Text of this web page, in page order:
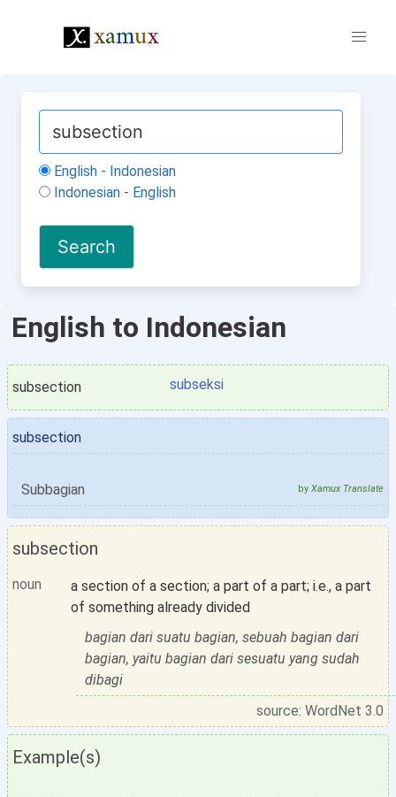
English - Indonesian
Indonesian - English
English to Indonesian
subsection subseksi
subsection
Subbagian by Xamux Translate
subsection
noun
a section of a section; a part of a part; i.e., a part
of something already divided
bagian dari suatu bagian, sebuah bagian dari
bagian, yaitu bagian dari sesuatu yang sudah
dibagi
source: WordNet 3.0
Example(s)